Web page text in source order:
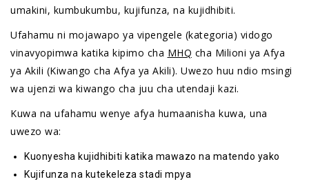
umakini, kumbukumbu, kujifunza, na kujidhibiti.
Ufahamu ni mojawapo ya vipengele (kategoria) vidogo
vinavyopimwa katika kipimo cha MHQ cha Milioni ya Afya
ya Akili (Kiwango cha Afya ya Akili). Uwezo huu ndio msingi
wa ujenzi wa kiwango cha juu cha utendaji kazi.
Kuwa na ufahamu wenye afya humaanisha kuwa, una
uwezo wa:
Kuonyesha kujidhibiti katika mawazo na matendo yako
Kujifunza na kutekeleza stadi mpya